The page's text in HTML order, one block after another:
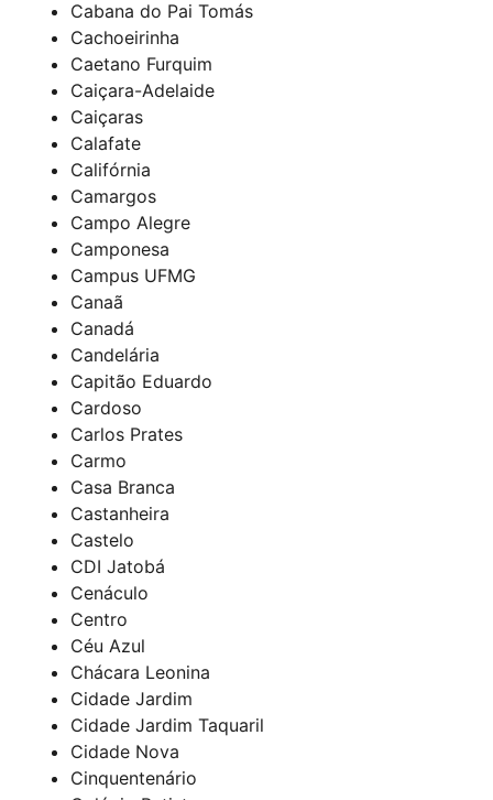
Cabana do Pai Tomás
Cachoeirinha
Caetano Furquim
Caiçara-Adelaide
Caiçaras
Calafate
Califórnia
Camargos
Campo Alegre
Camponesa
Campus UFMG
Canaã
Canadá
Candelária
Capitão Eduardo
Cardoso
Carlos Prates
Carmo
Casa Branca
Castanheira
Castelo
CDI Jatobá
Cenáculo
Centro
Céu Azul
Chácara Leonina
Cidade Jardim
Cidade Jardim Taquaril
Cidade Nova
Cinquentenário